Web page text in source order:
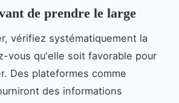
de prendre le large
vérifiez systématiquement la
vous qu'elle soit favorable pour
Des plateformes comme
des informations